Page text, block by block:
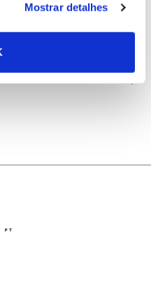
Mostrar detalhes